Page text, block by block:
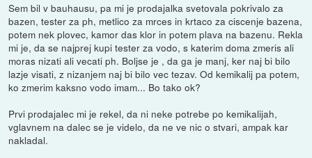
Sem bil v bauhausu, pa mi je prodajalka svetovala pokrivalo za
bazen, tester za ph, metlico za mrces in krtaco za ciscenje bazena,
potem nek plovec, kamor das klor in potem plava na bazenu. Rekla
mi je, da se najprej kupi tester za vodo, s katerim doma zmeris ali
moras nizati ali vecati ph. Boljse je , da ga je manj, ker naj bi bilo
lazje visati, z nizanjem naj bi bilo vec tezav. Od kemikalij pa potem,
ko zmerim kaksno vodo imam... Bo tako ok?
Prvi prodajalec mi je rekel, da ni neke potrebe po kemikalijah,
vglavnem na dalec se je videlo, da ne ve nic o stvari, ampak kar
nakladal.